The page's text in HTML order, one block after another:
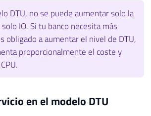
DTU, no se puede aumentar solo la
IO. Si tu banco necesita más
obligado a aumentar el nivel de DTU,
proporcionalmente el coste y
en el modelo DTU